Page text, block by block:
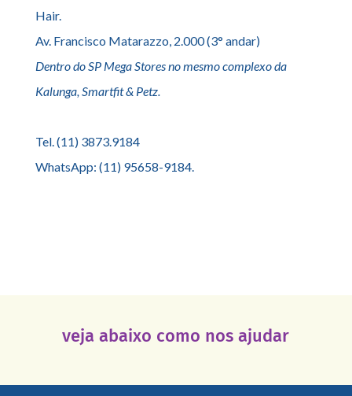
Hair.
Av. Francisco Matarazzo, 2.000 (3° andar)
Dentro do SP Mega Stores no mesmo complexo da
Kalunga, Smartfit & Petz.
Tel. (11) 3873.9184
WhatsApp: (11) 95658-9184.
veja abaixo como nos ajudar